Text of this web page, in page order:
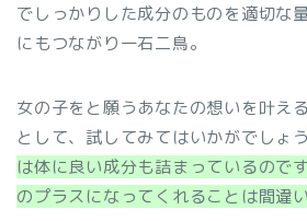
でしっかりした成分のものを適切な
にもつながり一石二鳥。
女の子をと願うあなたの想いを叶え
として、試してみてはいかがでしょう
は体に良い成分も詰まっているので
のプラスになってくれることは間違